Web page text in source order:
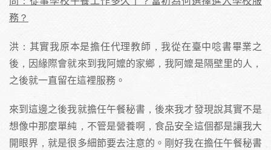
務？
洪：其實我原本是擔任代理教師，我從在臺中唸書畢業之
後，因緣際會就來到我阿嬤的家鄉，我阿嬤是隔壁里的人，
之後就一直留在這裡服務。
來到這邊之後我就擔任午餐秘書，後來我才發現說其實不是
想像中那麼單純，不管是營養啊，食品安全這個都是讓我大
開眼界，就是很多細節要去注意的。剛好我在擔任午餐秘書